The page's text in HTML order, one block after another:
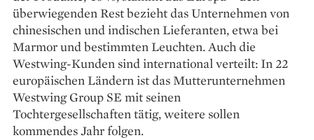
überwiegenden Rest bezieht das Unternehmen von
chinesischen und indischen Lieferanten, etwa bei
Marmor und bestimmten Leuchten. Auch die
Westwing-Kunden sind international verteilt: In 22
europäischen Ländern ist das Mutterunternehmen
Westwing Group SE mit seinen
Tochtergesellschaften tätig, weitere sollen
kommendes Jahr folgen.